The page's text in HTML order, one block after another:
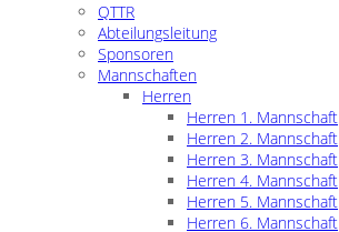
QTTR
Abteilungsleitung
Sponsoren
Mannschaften
Herren
Herren 1. Mannschaft
Herren 2. Mannschaft
Herren 3. Mannschaft
Herren 4. Mannschaft
Herren 5. Mannschaft
Herren 6. Mannschaft